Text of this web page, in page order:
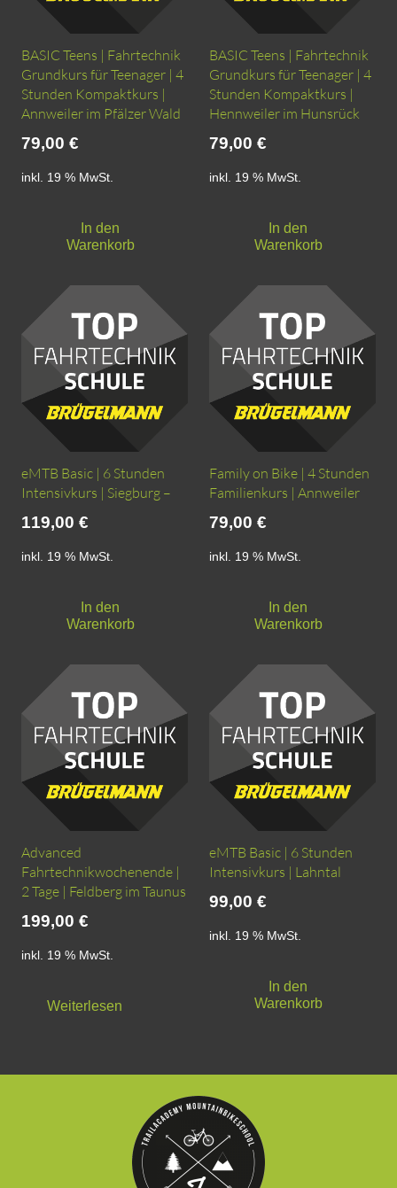
BASIC Teens | Fahrtechnik
Grundkurs für Teenager | 4
Stunden Kompaktkurs |
Annweiler im Pfälzer Wald
79,00 €
inkl. 19 % MwSt.
In den
Warenkorb
BASIC Teens | Fahrtechnik
Grundkurs für Teenager | 4
Stunden Kompaktkurs |
Hennweiler im Hunsrück
79,00 €
inkl. 19 % MwSt.
In den
Warenkorb
eMTB Basic | 6 Stunden
Intensivkurs | Siegburg –
119,00 €
inkl. 19 % MwSt.
In den
Warenkorb
Family on Bike | 4 Stunden
Familienkurs | Annweiler
79,00 €
inkl. 19 % MwSt.
In den
Warenkorb
Advanced
Fahrtechnikwochenende |
2 Tage | Feldberg im Taunus
199,00 €
inkl. 19 % MwSt.
Weiterlesen
eMTB Basic | 6 Stunden
Intensivkurs | Lahntal
99,00 €
inkl. 19 % MwSt.
In den
Warenkorb